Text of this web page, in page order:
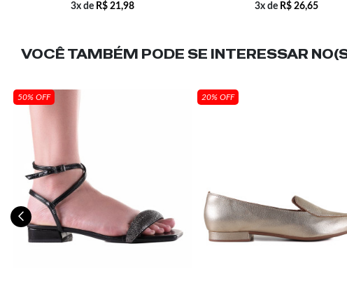
3x de R$ 21,98 3x de R$ 26,65
VOCÊ TAMBÉM PODE SE INTERESSAR
50% OFF 20% OFF